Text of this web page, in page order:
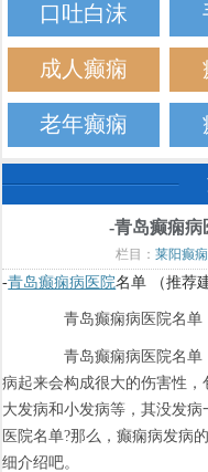
口吐白沫
成人癫痫
老年癫痫
-青岛癫痫病
栏目： 莱阳癫痫
-青岛癫痫病医院名单 （推荐
青岛癫痫病医院名单
青岛癫痫病医院名单
病起来会构成很大的伤害性
大发病和小发病等，其没发
医院名单?那么，癫痫病发病
细介绍吧。